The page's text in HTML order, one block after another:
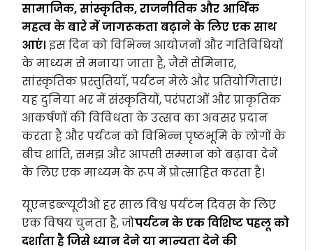
सामाजिक, सांस्कृतिक, राजनीतिक और आर्थिक
महत्व के बारे में जागरूकता बढ़ाने के लिए एक साथ
आएं। इस दिन को विभिन्न आयोजनों और गतिविधियों
के माध्यम से मनाया जाता है, जैसे सेमिनार,
सांस्कृतिक प्रस्तुतियाँ, पर्यटन मेले और प्रतियोगिताएं।
यह दुनिया भर में संस्कृतियों, परंपराओं और प्राकृतिक
आकर्षणों की विविधता के उत्सव का अवसर प्रदान
करता है और पर्यटन को विभिन्न पृष्ठभूमि के लोगों के
बीच शांति, समझ और आपसी सम्मान को बढ़ावा देने
के लिए एक माध्यम के रूप में प्रोत्साहित करता है।
यूएनडब्ल्यूटीओ हर साल विश्व पर्यटन दिवस के लिए
एक विषय चुनता है, जोपर्यटन के एक विशिष्ट पहलू को
दर्शाता है जिसे ध्यान देने या मान्यता देने की